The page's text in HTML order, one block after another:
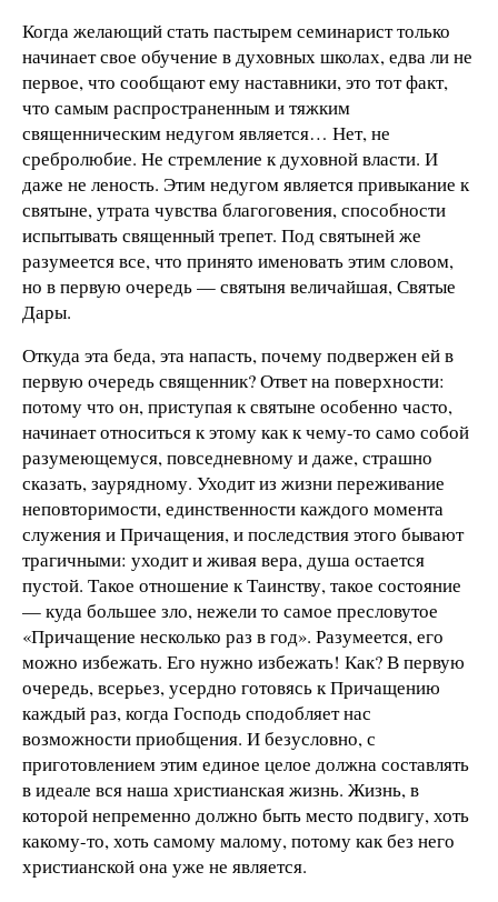
Когда желающий стать пастырем семинарист только
начинает свое обучение в духовных школах, едва ли не
первое, что сообщают ему наставники, это тот факт,
что самым распространенным и тяжким
священническим недугом является… Нет, не
сребролюбие. Не стремление к духовной власти. И
даже не леность. Этим недугом является привыкание к
святыне, утрата чувства благоговения, способности
испытывать священный трепет. Под святыней же
разумеется все, что принято именовать этим словом,
но в первую очередь — святыня величайшая, Святые
Дары.
Откуда эта беда, эта напасть, почему подвержен ей в
первую очередь священник? Ответ на поверхности:
потому что он, приступая к святыне особенно часто,
начинает относиться к этому как к чему-то само собой
разумеющемуся, повседневному и даже, страшно
сказать, заурядному. Уходит из жизни переживание
неповторимости, единственности каждого момента
служения и Причащения, и последствия этого бывают
трагичными: уходит и живая вера, душа остается
пустой. Такое отношение к Таинству, такое состояние
— куда большее зло, нежели то самое пресловутое
«Причащение несколько раз в год». Разумеется, его
можно избежать. Его нужно избежать! Как? В первую
очередь, всерьез, усердно готовясь к Причащению
каждый раз, когда Господь сподобляет нас
возможности приобщения. И безусловно, с
приготовлением этим единое целое должна составлять
в идеале вся наша христианская жизнь. Жизнь, в
которой непременно должно быть место подвигу, хоть
какому-то, хоть самому малому, потому как без него
христианской она уже не является.